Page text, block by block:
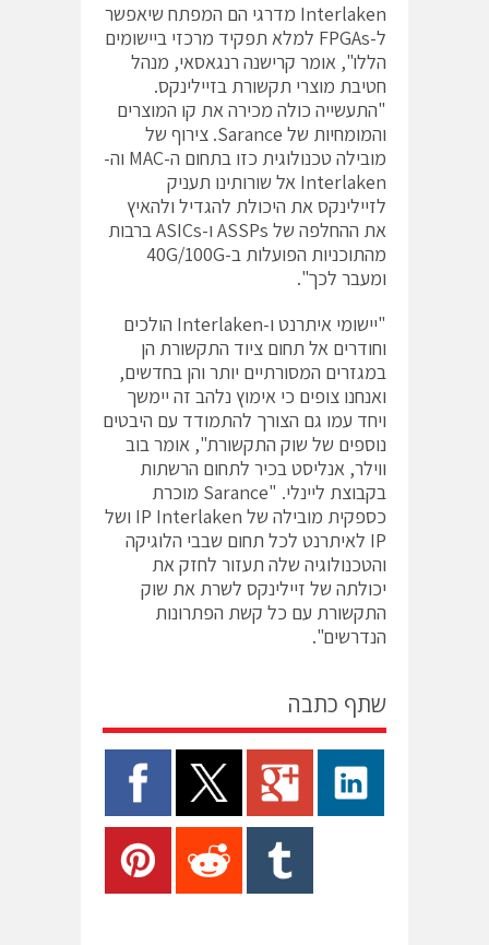
Interlaken מדרגי הם המפתח שיאפשר
ל-FPGAs למלא תפקיד מרכזי ביישומים
הללו", אומר קרישנה רנגאסאי, מנהל
חטיבת מוצרי תקשורת בזיילינקס.
"התעשייה כולה מכירה את קו המוצרים
והמומחיות של Sarance. צירוף של
מובילה טכנולוגית כזו בתחום ה-MAC וה-
Interlaken אל שורותינו תעניק
לזיילינקס את היכולת להגדיל ולהאיץ
את ההחלפה של ASSPs ו-ASICs ברבות
מהתוכניות הפועלות ב-40G/100G
ומעבר לכך".
"יישומי איתרנט ו-Interlaken הולכים
וחודרים אל תחום ציוד התקשורת הן
במגזרים המסורתיים יותר והן בחדשים,
ואנחנו צופים כי אימוץ נלהב זה יימשך
ויחד עמו גם הצורך להתמודד עם היבטים
נוספים של שוק התקשורת", אומר בוב
ווילר, אנליסט בכיר לתחום הרשתות
בקבוצת ליינלי. "Sarance מוכרת
כספקית מובילה של IP Interlaken ושל
IP לאיתרנט לכל תחום שבבי הלוגיקה
והטכנולוגיה שלה תעזור לחזק את
יכולתה של זיילינקס לשרת את שוק
התקשורת עם כל קשת הפתרונות
הנדרשים".
שתף כתבה